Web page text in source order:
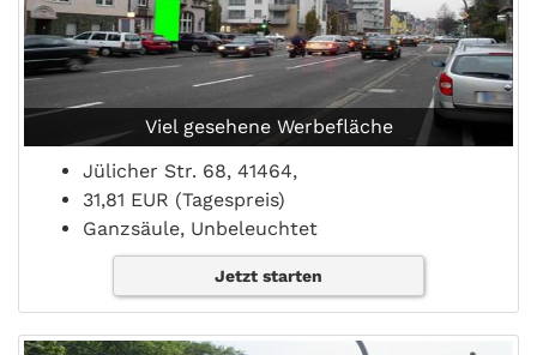
Viel gesehene Werbefläche
Jülicher Str. 68, 41464,
31,81 EUR (Tagespreis)
Ganzsäule, Unbeleuchtet
Jetzt starten